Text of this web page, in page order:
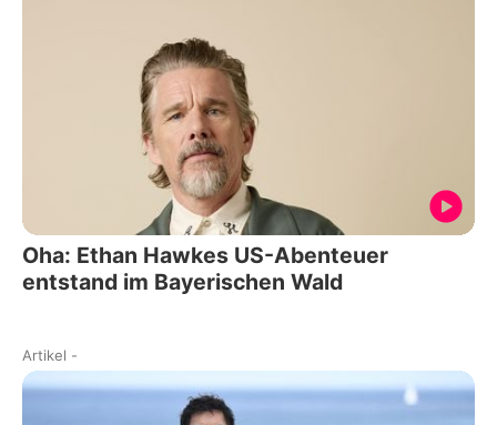
Oha: Ethan Hawkes US-Abenteuer
entstand im Bayerischen Wald
Artikel -